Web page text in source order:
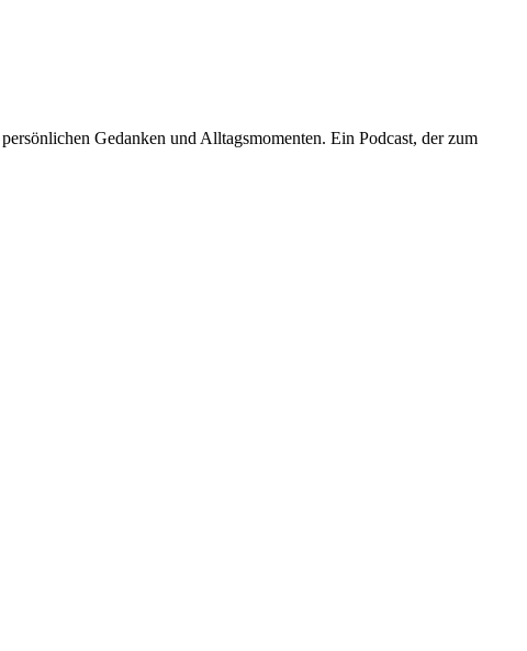
Gedanken und Alltagsmomenten. Ein Podcast, der zum